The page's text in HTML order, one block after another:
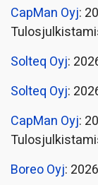
CapMan Oyj:
Solteq Oyj:
Solteq Oyj:
CapMan Oyj:
Boreo Oyj: